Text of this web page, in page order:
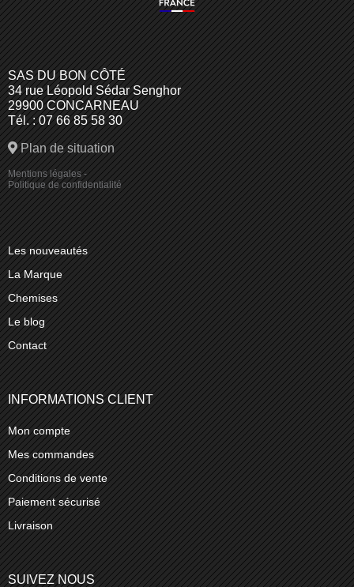
SAS DU BON CÔTÉ
34 rue Léopold Sédar Senghor
29900 CONCARNEAU
Tél. : 07 66 85 58 30
Plan de situation
Mentions légales-
Politique de confidentialité
Les nouveautés
La Marque
Chemises
Le blog
Contact
INFORMATIONS CLIENT
Mon compte
Mes commandes
Conditions de vente
Paiement sécurisé
Livraison
SUIVEZ NOUS